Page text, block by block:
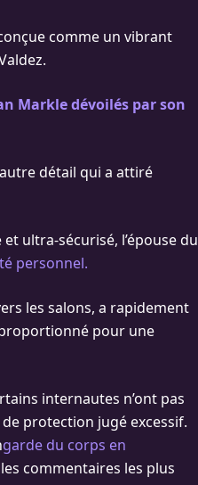
comme un vibrant
Markle dévoilés par son
détail qui a attiré
ultra-sécurisé, l’épouse du
personnel.
les salons, a rapidement
pour une
internautes n’ont pas
protection jugé excessif.
garde du corps en
commentaires les plus